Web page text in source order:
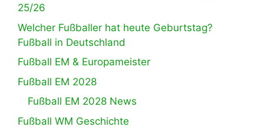
25/26
Welcher Fußballer hat heute Geburtstag?
Fußball in Deutschland
Fußball EM & Europameister
Fußball EM 2028
Fußball EM 2028 News
Fußball WM Geschichte